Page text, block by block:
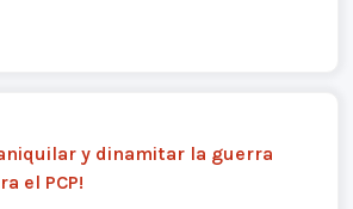
y dinamitar la guerra
el PCP!